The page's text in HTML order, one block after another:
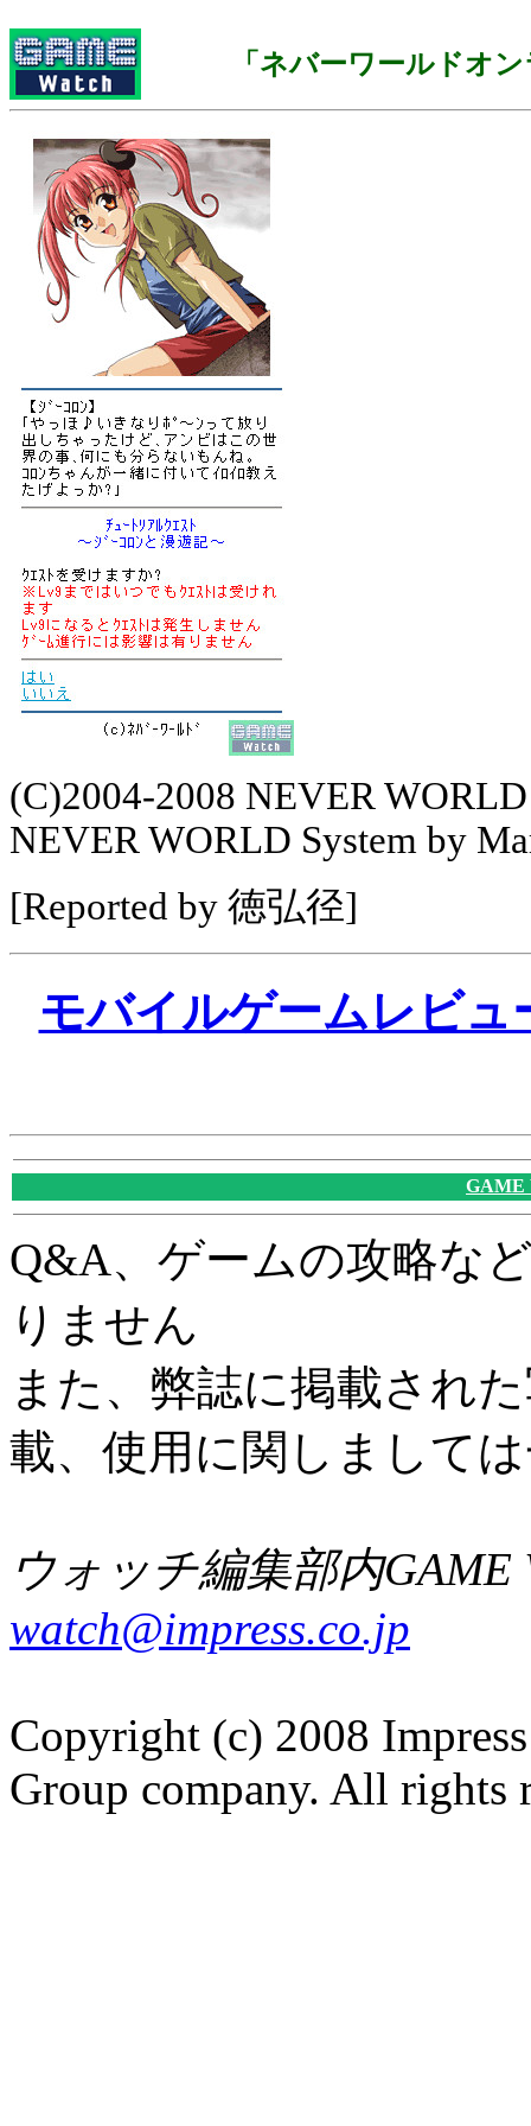
「ネバーワールドオ
(C)2004-2008 NEVER
NEVER WORLD System by
[Reported by 徳弘径]
モバイルゲームレビ
GAME
Q&A、ゲームの攻略な
りません
また、弊誌に掲載され
載、使用に関しまして
ウォッチ編集部内GAME
watch@impress.co.jp
Copyright (c) 2008
Group company. All rights